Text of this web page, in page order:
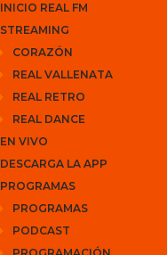
INICIO REAL FM
STREAMING
CORAZÓN
REAL VALLENATA
REAL RETRO
REAL DANCE
EN VIVO
DESCARGA LA APP
PROGRAMAS
PROGRAMAS
PODCAST